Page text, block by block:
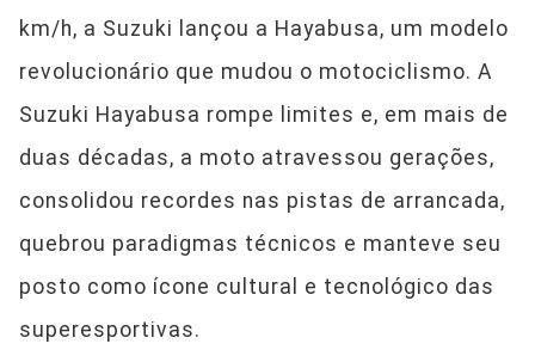
km/h, a Suzuki lançou a Hayabusa, um modelo
revolucionário que mudou o motociclismo. A
Suzuki Hayabusa rompe limites e, em mais de
duas décadas, a moto atravessou gerações,
consolidou recordes nas pistas de arrancada,
quebrou paradigmas técnicos e manteve seu
posto como ícone cultural e tecnológico das
superesportivas.